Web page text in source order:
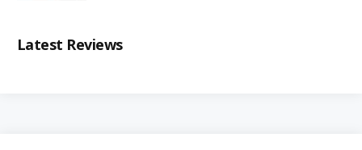
Latest Reviews